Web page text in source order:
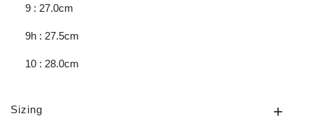
9 : 27.0cm
9h : 27.5cm
10 : 28.0cm
Sizing